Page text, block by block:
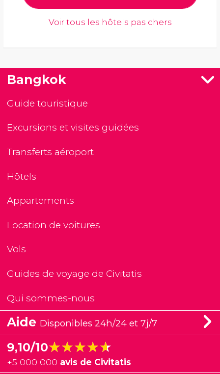
Voir tous les hôtels pas chers
Bangkok
Guide touristique
Excursions et visites guidées
Transferts aéroport
Hôtels
Appartements
Location de voitures
Vols
Guides de voyage de Civitatis
Qui sommes-nous
Aide Disponibles 24h/24 et 7j/7
9,10/10★★★★★
★★★★★
+5 000 000 avis de Civitatis